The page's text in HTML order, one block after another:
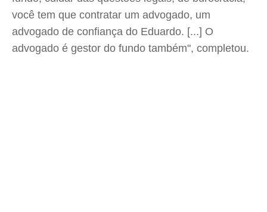
você tem que contratar um advogado, um
advogado de confiança do Eduardo. [...] O
advogado é gestor do fundo também", completou.